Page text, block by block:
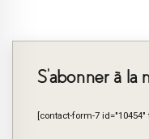
S’abonner à la
[contact-form-7